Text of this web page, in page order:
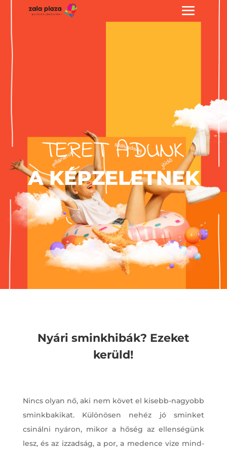
TERET ADUNK
A KÉPZELETNEK
Nyári sminkhibák? Ezeket
kerüld!
Nincs olyan nő, aki nem követ el kisebb-nagyobb
sminkbakikat. Különösen nehéz jó sminket
csinálni nyáron, mikor a hőség az ellenségünk
lesz, és az izzadság, a por, a medence vize mind-